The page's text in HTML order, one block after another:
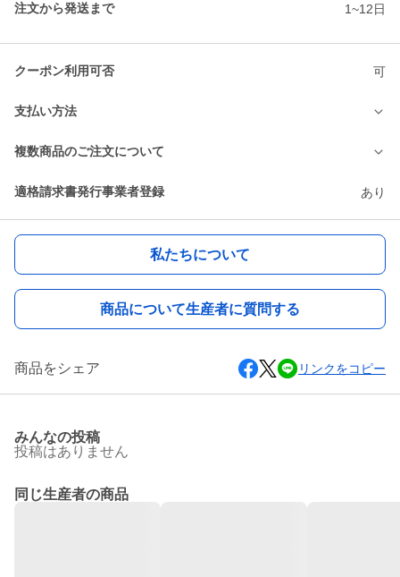
注文から発送まで 1~12日
クーポン利用可否 可
支払い方法
複数商品のご注文について
適格請求書発行事業者登録 あり
私たちについて
商品について生産者に質問する
商品をシェア リンクをコピー
みんなの投稿
投稿はありません
同じ生産者の商品